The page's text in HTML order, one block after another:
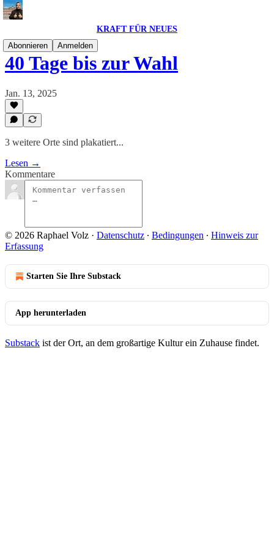
KRAFT FÜR NEUES
Abonnieren
Anmelden
40 Tage bis zur Wahl
Jan. 13, 2025
3 weitere Orte sind plakatiert...
Lesen →
Kommentare
© 2026 Raphael Volz · Datenschutz ∙ Bedingungen ∙ Hinweis zur
Erfassung
Starten Sie Ihre Substack
App herunterladen
Substack ist der Ort, an dem großartige Kultur ein Zuhause findet.